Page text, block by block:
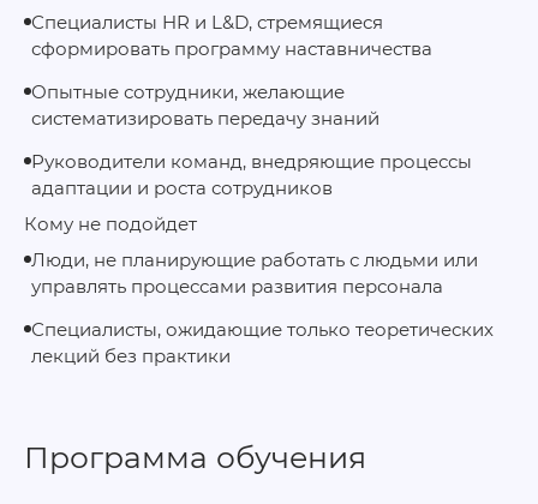
Специалисты HR и L&D, стремящиеся
сформировать программу наставничества
Опытные сотрудники, желающие
систематизировать передачу знаний
Руководители команд, внедряющие процессы
адаптации и роста сотрудников
Кому не подойдет
Люди, не планирующие работать с людьми или
управлять процессами развития персонала
Специалисты, ожидающие только теоретических
лекций без практики
Программа обучения